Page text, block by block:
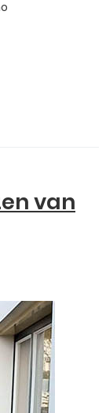
van